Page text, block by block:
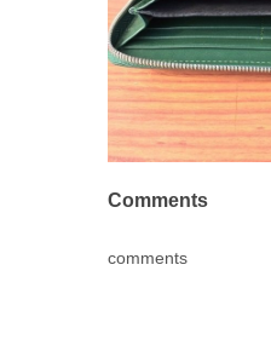
Comments
comments